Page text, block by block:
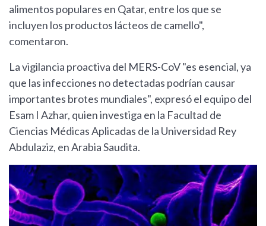
alimentos populares en Qatar, entre los que se
incluyen los productos lácteos de camello",
comentaron.
La vigilancia proactiva del MERS-CoV "es esencial, ya
que las infecciones no detectadas podrían causar
importantes brotes mundiales", expresó el equipo del
Esam I Azhar, quien investiga en la Facultad de
Ciencias Médicas Aplicadas de la Universidad Rey
Abdulaziz, en Arabia Saudita.